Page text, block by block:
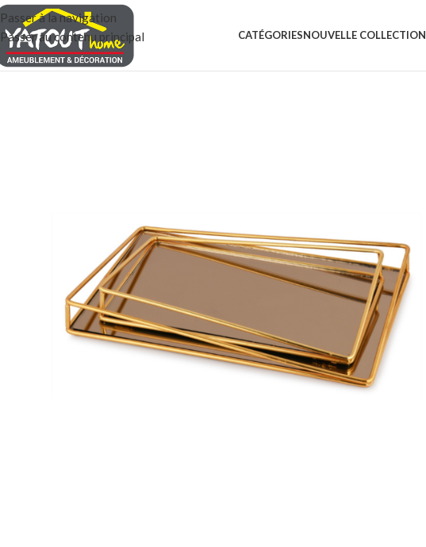
Passer à la navigation
Passer au contenu principal
CATÉGORIESNOUVELLE COLLECTION